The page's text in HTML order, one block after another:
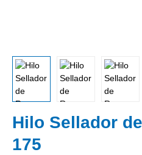
Hilo Sellador
175